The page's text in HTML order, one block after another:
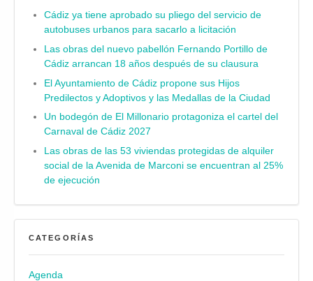
Cádiz ya tiene aprobado su pliego del servicio de
autobuses urbanos para sacarlo a licitación
Las obras del nuevo pabellón Fernando Portillo de
Cádiz arrancan 18 años después de su clausura
El Ayuntamiento de Cádiz propone sus Hijos
Predilectos y Adoptivos y las Medallas de la Ciudad
Un bodegón de El Millonario protagoniza el cartel del
Carnaval de Cádiz 2027
Las obras de las 53 viviendas protegidas de alquiler
social de la Avenida de Marconi se encuentran al 25%
de ejecución
CATEGORÍAS
Agenda